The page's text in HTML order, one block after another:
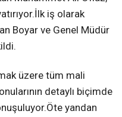
iş olarak
Boyar ve Genel Müdür
üzere tüm mali
detaylı biçimde
yandan